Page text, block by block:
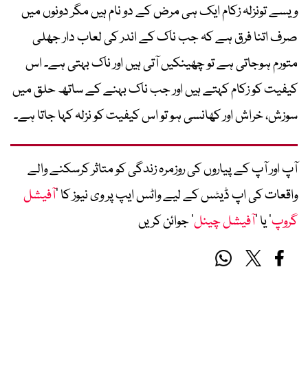
ویسے تونزلہ زکام ایک ہی مرض کے دو نام ہیں مگر دونوں میں
صرف اتنا فرق ہے کہ جب ناک کے اندر کی لعاب دار جھلی
متورم ہوجاتی ہے تو چھینکیں آتی ہیں اور ناک بہتی ہے۔ اس
کیفیت کو زکام کہتے ہیں اور جب ناک بہنے کے ساتھ حلق میں
سوزش، خراش اور کھانسی ہو تو اس کیفیت کو نزلہ کہا جاتا ہے۔
آپ اور آپ کے پیاروں کی روزمرہ زندگی کو متاثر کرسکنے والے
واقعات کی اپ ڈیٹس کے لیے واٹس ایپ پر وی نیوز کا ’آفیشل
گروپ‘ یا ’آفیشل چینل‘ جوائن کریں